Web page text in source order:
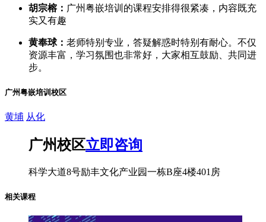
胡宗榕： 广州粤嵌培训的课程安排得很紧凑，内容既充
实又有趣
黄奉球： 老师特别专业，答疑解惑时特别有耐心。不仅
资源丰富，学习氛围也非常好，大家相互鼓励、共同进
步。
广州粤嵌培训校区
黄埔 从化
广州校区立即咨询
科学大道8号励丰文化产业园一栋B座4楼401房
相关课程